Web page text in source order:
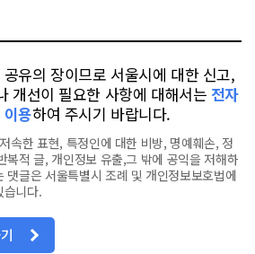
유의 장이므로 서울시에 대한 신고,
개선이 필요한 사항에 대해서는 전자
이용하여 주시기 바랍니다.
속한 표현, 특정인에 대한 비방, 명예훼손, 정
복적 글, 개인정보 유출,그 밖에 공익을 저해하
댓글은 서울특별시 조례 및 개인정보보호법에
습니다.